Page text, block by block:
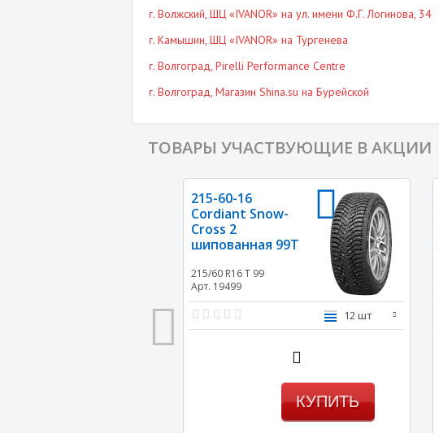
г. Волжский, ШЦ «IVANOR» на ул. имени Ф.Г. Логинова, 34
г. Камышин, ШЦ «IVANOR» на Тургенева
г. Волгоград, Pirelli Performance Centre
г. Волгоград, Магазин Shina.su на Бурейской
ТОВАРЫ УЧАСТВУЮЩИЕ В АКЦИИ
215-60-16
Cordiant Snow-
Cross 2
шипованная 99T
215/60 R16T 99
Арт. 19499
12 шт
КУПИТЬ